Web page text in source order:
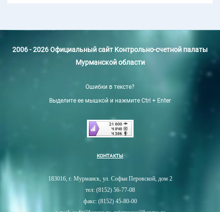
2006 - 2026 Официальный сайт Контрольно-счетной палаты
Мурманской области
Ошибки в тексте?
Выделите ее мышкой и нажмите Ctrl + Enter
КОНТАКТЫ
183016, г. Мурманск, ул. Софьи Перовской, дом 2
тел: (8152) 56-77-08
факс: (8152) 45-80-00